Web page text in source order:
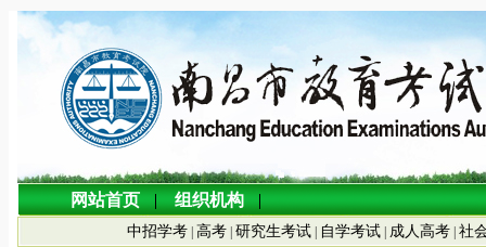
网站首页 组织机构
中招学考 高考 研究生考试 自学考试 成人高考 社